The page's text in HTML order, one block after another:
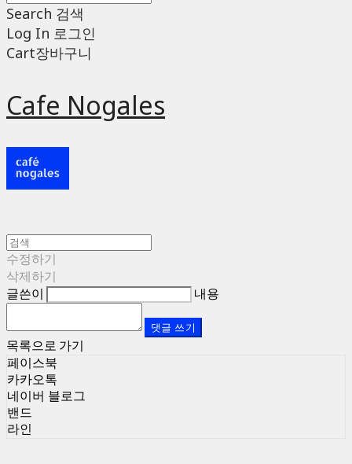
Search 검색
Log In 로그인
Cart장바구니
Cafe Nogales
수정하기
삭제하기
글쓴이
내용
댓글 쓰기
목록으로 가기
페이스북
카카오톡
네이버 블로그
밴드
라인